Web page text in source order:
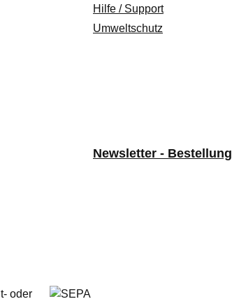
Hilfe / Support
Umweltschutz
Newsletter - Bestellung